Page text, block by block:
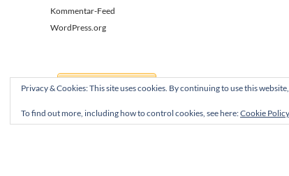
Kommentar-Feed
WordPress.org
Privacy & Cookies: This site uses cookies. By continuing to use this
To find out more, including how to control cookies, see here:Cookie Policy